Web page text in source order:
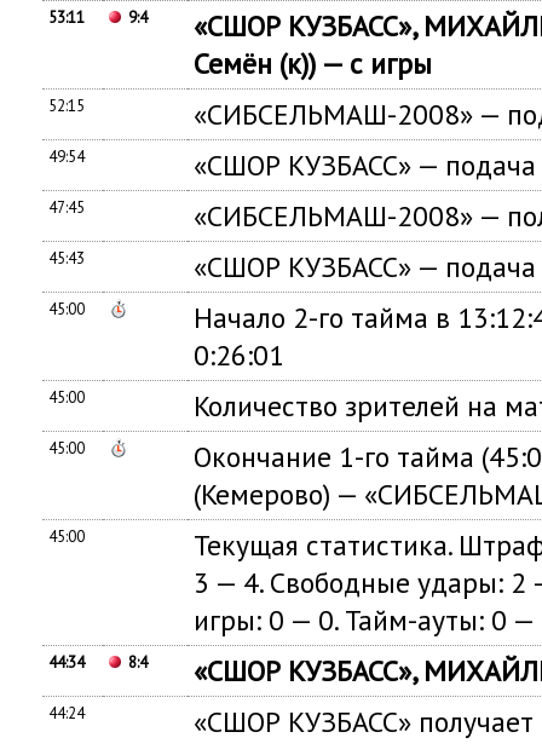
53:11 9:4
«СШОР КУЗБАСС»,
Семён (к)) — с игры
52:15 «СИБСЕЛЬМАШ-2008» —
49:54 «СШОР КУЗБАСС» — подача
47:45 «СИБСЕЛЬМАШ-2008» —
45:43 «СШОР КУЗБАСС» — подача
45:00
Начало 2-го тайма в
0:26:01
45:00 Количество зрителей на
45:00
Окончание 1-го тайма
(Кемерово) —
45:00
Текущая статистика.
3 — 4. Свободные удары: 2
игры: 0 — 0. Тайм-ауты: 0 —
44:34 8:4 «СШОР КУЗБАСС»,
44:24
«СШОР КУЗБАСС»